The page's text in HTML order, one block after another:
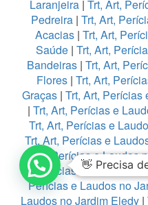
Laranjeira | Trt, Art,
Pedreira| Trt, Art,
Acacias| Trt, Art,
Saúde| Trt, Art,
Bandeiras| Trt, Art,
Flores| Trt, Art,
Graças| Trt, Art, Perícias
| Trt, Art, Perícias e
Trt, Art, Perícias e
Trt, Art, Perícias e
Art, Perícias e Laudos
Perícias e Laudos no
Perícias e Laudos no
Laudos no Jardim Eledy |
👋 Precisa